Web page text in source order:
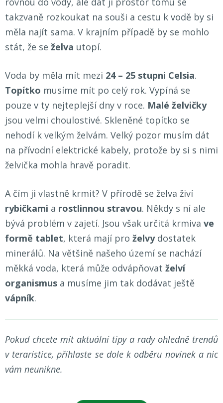
takzvaně rozkoukat na souši a cestu k vodě by si
měla najít sama. V krajním případě by se mohlo
stát, že se želva utopí.
Voda by měla mít mezi 24 – 25 stupni Celsia.
Topítko musíme mít po celý rok. Vypíná se
pouze v ty nejteplejší dny v roce. Malé želvičky
jsou velmi choulostivé. Skleněné topítko se
nehodí k velkým želvám. Velký pozor musím dát
na přívodní elektrické kabely, protože by si s nimi
želvička mohla hravě poradit.
A čím ji vlastně krmit? V přírodě se želva živí
rybičkami a rostlinnou stravou. Někdy s ní ale
bývá problém v zajetí. Jsou však určitá krmiva ve
formě tablet, která mají pro želvydostatek
minerálů. Na většině našeho území se nachází
měkká voda, která může odvápňovat želví
organismus a musíme jim tak dodávat ještě
vápník.
Pokud chcete mít aktuální tipy a rady ohledně trendů
v teraristice, přihlaste se dole k odběru novinek a nic
vám neunikne.